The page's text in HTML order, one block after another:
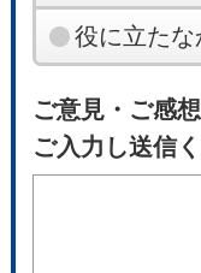
役に立たな
ご意見・ご感
ご入力し送信く